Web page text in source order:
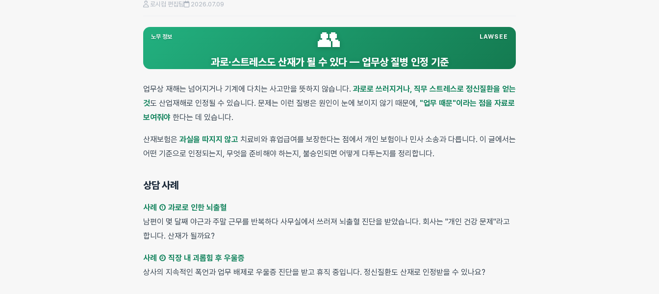
로시컴 편집팀 2026.07.09
노무 정보 👥
과로·스트레스도 산재가 될 수 있다 — 업무상 질병 인정 기준
LAWSEE
업무상 재해는 넘어지거나 기계에 다치는 사고만을 뜻하지 않습니다. 과로로 쓰러지거나, 직무 스트레스로 정신질환을 얻는
것도 산업재해로 인정될 수 있습니다. 문제는 이런 질병은 원인이 눈에 보이지 않기 때문에, "업무 때문"이라는 점을 자료로
보여줘야 한다는 데 있습니다.
산재보험은 과실을 따지지 않고 치료비와 휴업급여를 보장한다는 점에서 개인 보험이나 민사 소송과 다릅니다. 이 글에서는
어떤 기준으로 인정되는지, 무엇을 준비해야 하는지, 불승인되면 어떻게 다투는지를 정리합니다.
상담 사례
사례 ① 과로로 인한 뇌출혈
남편이 몇 달째 야근과 주말 근무를 반복하다 사무실에서 쓰러져 뇌출혈 진단을 받았습니다. 회사는 "개인 건강 문제"라고
합니다. 산재가 될까요?
사례 ② 직장 내 괴롭힘 후 우울증
상사의 지속적인 폭언과 업무 배제로 우울증 진단을 받고 휴직 중입니다. 정신질환도 산재로 인정받을 수 있나요?